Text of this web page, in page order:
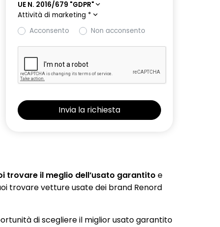
UE N. 2016/679 "GDPR"
Attività di marketing *
Acconsento
Non acconsento
trovare il meglio dell’usato garantito e
trovare vetture usate dei brand Renord
di scegliere il miglior usato garantito